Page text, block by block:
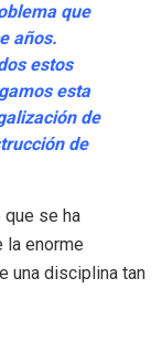
que
años.
estos
esta
de
de
que se ha
la enorme
una disciplina tan